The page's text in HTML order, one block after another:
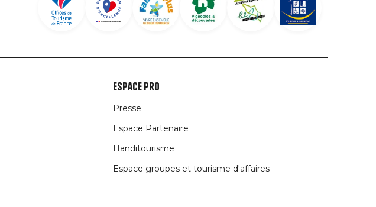
Espace Pro
Presse
Espace Partenaire
Handitourisme
Espace groupes et tourisme d'affaires